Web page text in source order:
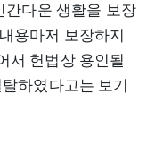
간다운 생활을 보장
용마저 보장하지
서 헌법상 용인될
하였다고는 보기